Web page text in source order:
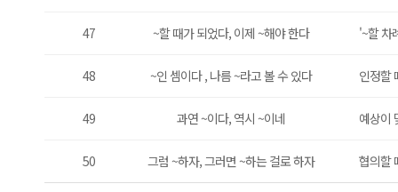
47 ~할 때가 되었다, 이제 ~해야 한다 '~할 차
48 ~인 셈이다 , 나름 ~라고 볼 수 있다 인정할
49 과연 ~이다, 역시 ~이네 예상이
50 그럼 ~하자, 그러면 ~하는 걸로 하자 협의할